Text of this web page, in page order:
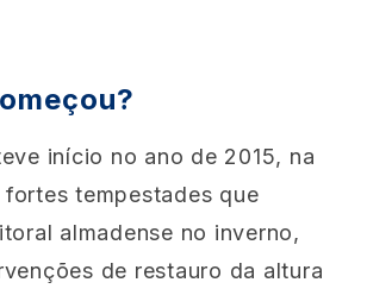
início no ano de 2015, na
tempestades que
almadense no inverno,
de restauro da altura